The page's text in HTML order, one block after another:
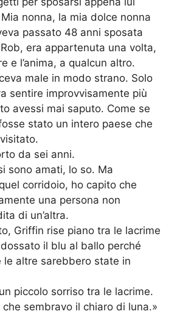
nonna, la mia dolce nonna
passato 48 anni sposata
era appartenuta una volta,
e l’anima, a qualcun altro.
male in modo strano. Solo
sentire improvvisamente più
avessi mai saputo. Come se
stato un intero paese che
da sei anni.
sono amati, lo so. Ma
corridoio, ho capito che
una persona non
di un’altra.
Griffin rise piano tra le lacrime
il blu al ballo perché
le altre sarebbero state in
piccolo sorriso tra le lacrime.
sembravo il chiaro di luna.»